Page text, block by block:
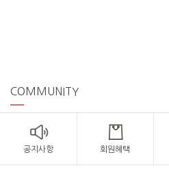
COMMUNITY
공지사항 회원혜택